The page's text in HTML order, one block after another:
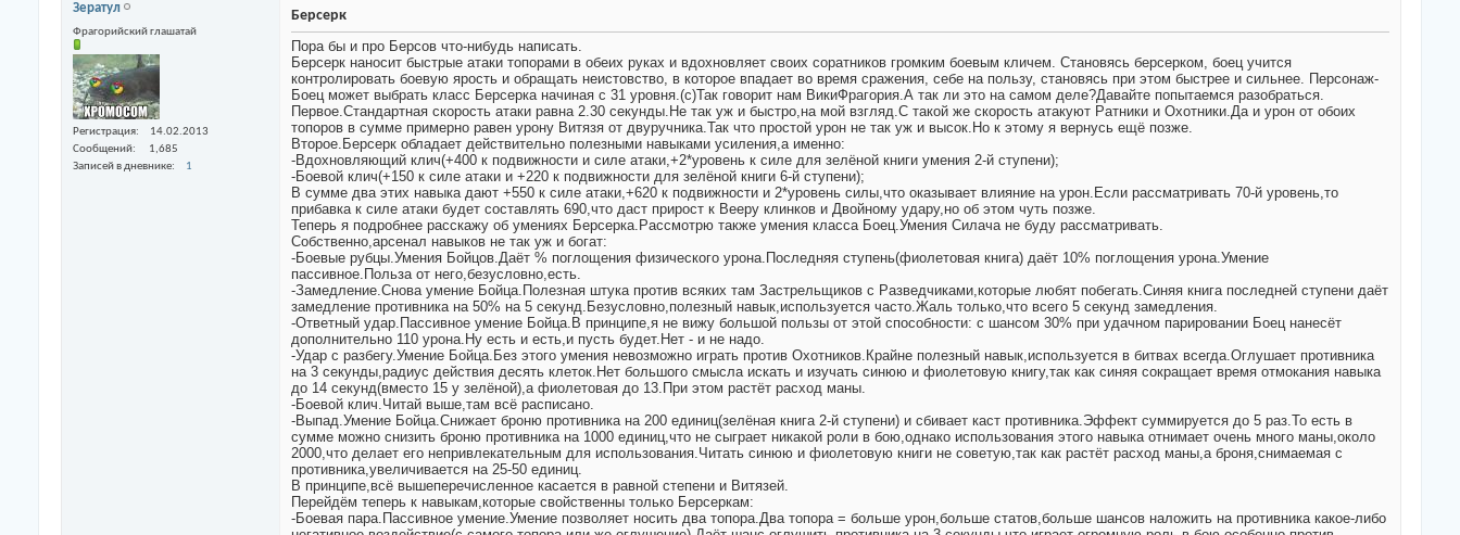
Зератул
Фрагорийский глашатай
Регистрация
14.02.2013
Сообщений
1,685
Записей в дневнике
1
Берсерк
Пора бы и про Берсов что-нибудь написать.
Берсерк наносит быстрые атаки топорами в обеих руках и вдохновляет своих соратников громким боевым кличем. Становясь берсерком, боец учится
контролировать боевую ярость и обращать неистовство, в которое впадает во время сражения, себе на пользу, становясь при этом быстрее и сильнее. Персонаж-
Боец может выбрать класс Берсерка начиная с 31 уровня.(с)Так говорит нам ВикиФрагория.А так ли это на самом деле?Давайте попытаемся разобраться.
Первое.Стандартная скорость атаки равна 2.30 секунды.Не так уж и быстро,на мой взгляд.С такой же скорость атакуют Ратники и Охотники.Да и урон от обоих
топоров в сумме примерно равен урону Витязя от двуручника.Так что простой урон не так уж и высок.Но к этому я вернусь ещё позже.
Второе.Берсерк обладает действительно полезными навыками усиления,а именно:
-Вдохновляющий клич(+400 к подвижности и силе атаки,+2*уровень к силе для зелёной книги умения 2-й ступени);
-Боевой клич(+150 к силе атаки и +220 к подвижности для зелёной книги 6-й ступени);
В сумме два этих навыка дают +550 к силе атаки,+620 к подвижности и 2*уровень силы,что оказывает влияние на урон.Если рассматривать 70-й уровень,то
прибавка к силе атаки будет составлять 690,что даст прирост к Вееру клинков и Двойному удару,но об этом чуть позже.
Теперь я подробнее расскажу об умениях Берсерка.Рассмотрю также умения класса Боец.Умения Силача не буду рассматривать.
Собственно,арсенал навыков не так уж и богат:
-Боевые рубцы.Умения Бойцов.Даёт % поглощения физического урона.Последняя ступень(фиолетовая книга) даёт 10% поглощения урона.Умение
пассивное.Польза от него,безусловно,есть.
-Замедление.Снова умение Бойца.Полезная штука против всяких там Застрельщиков с Разведчиками,которые любят побегать.Синяя книга последней ступени даёт
замедление противника на 50% на 5 секунд.Безусловно,полезный навык,используется часто.Жаль только,что всего 5 секунд замедления.
-Ответный удар.Пассивное умение Бойца.В принципе,я не вижу большой пользы от этой способности: с шансом 30% при удачном парировании Боец нанесёт
дополнительно 110 урона.Ну есть и есть,и пусть будет.Нет - и не надо.
-Удар с разбегу.Умение Бойца.Без этого умения невозможно играть против Охотников.Крайне полезный навык,используется в битвах всегда.Оглушает противника
на 3 секунды,радиус действия десять клеток.Нет большого смысла искать и изучать синюю и фиолетовую книгу,так как синяя сокращает время отмокания навыка
до 14 секунд(вместо 15 у зелёной),а фиолетовая до 13.При этом растёт расход маны.
-Боевой клич.Читай выше,там всё расписано.
-Выпад.Умение Бойца.Снижает броню противника на 200 единиц(зелёная книга 2-й ступени) и сбивает каст противника.Эффект суммируется до 5 раз.То есть в
сумме можно снизить броню противника на 1000 единиц,что не сыграет никакой роли в бою,однако использования этого навыка отнимает очень много маны,около
2000,что делает его непривлекательным для использования.Читать синюю и фиолетовую книги не советую,так как растёт расход маны,а броня,снимаемая с
противника,увеличивается на 25-50 единиц.
В принципе,всё вышеперечисленное касается в равной степени и Витязей.
Перейдём теперь к навыкам,которые свойственны только Берсеркам:
-Боевая пара.Пассивное умение.Умение позволяет носить два топора.Два топора = больше урон,больше статов,больше шансов наложить на противника какое-либо